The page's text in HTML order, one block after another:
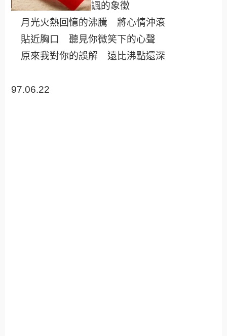
諷的象徵
月光火熱回憶的沸騰 將心情沖滾
貼近胸口 聽見你微笑下的心聲
原來我對你的誤解 遠比沸點還深
97.06.22